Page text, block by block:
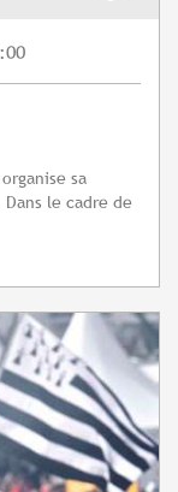
sa
le cadre de